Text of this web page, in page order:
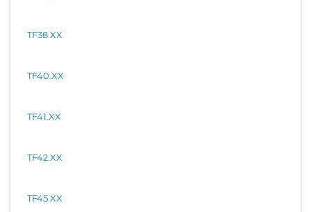
TF38.XX
TF40.XX
TF41.XX
TF42.XX
TF45.XX